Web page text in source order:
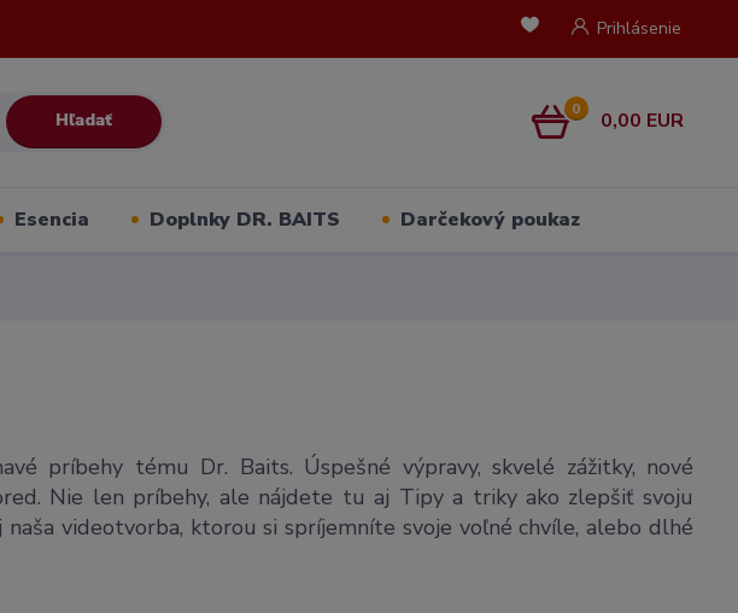
Prihlásenie
Hľadať 0 0,00 EUR
Esencia Doplnky DR. BAITS Darčekový poukaz
príbehy tému Dr. Baits. Úspešné výpravy, skvelé zážitky, nové
Nie len príbehy, ale nájdete tu aj Tipy a triky ako zlepšiť svoju
videotvorba, ktorou si spríjemníte svoje voľné chvíle, alebo dlhé